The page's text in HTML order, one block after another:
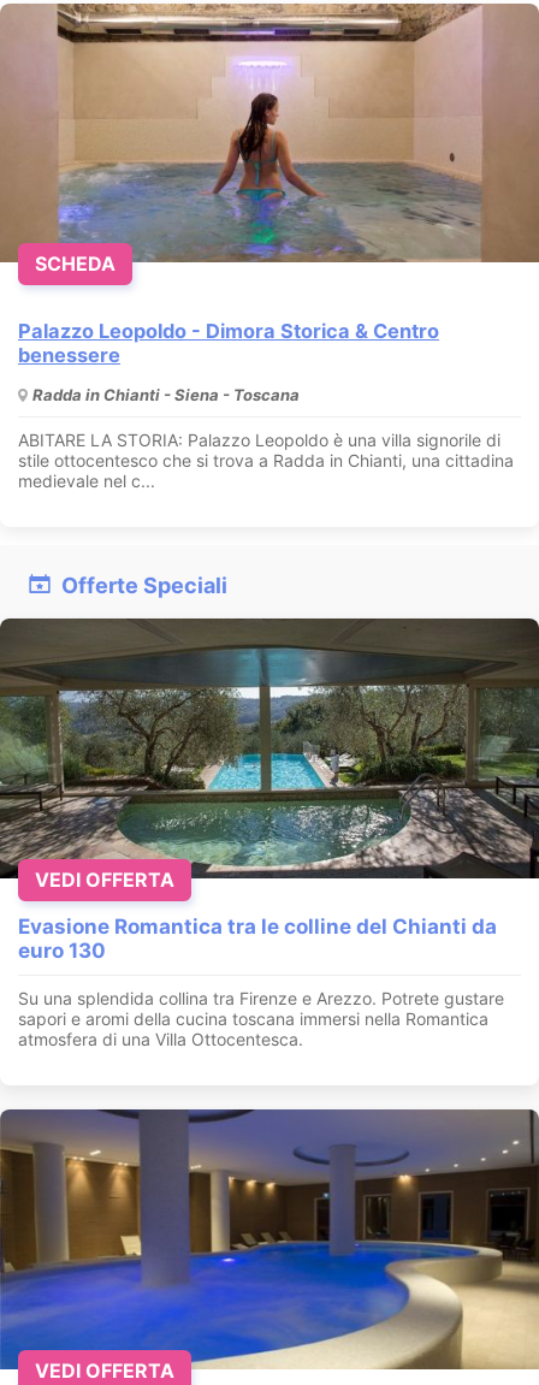
Palazzo Leopoldo - Dimora Storica & Centro
benessere
Radda in Chianti - Siena - Toscana
ABITARE LA STORIA: Palazzo Leopoldo è una villa signorile di
stile ottocentesco che si trova a Radda in Chianti, una cittadina
medievale nel c...
SCHEDA
Offerte Speciali
Evasione Romantica tra le colline del Chianti da
euro 130
Su una splendida collina tra Firenze e Arezzo. Potrete gustare
sapori e aromi della cucina toscana immersi nella Romantica
atmosfera di una Villa Ottocentesca.
VEDI OFFERTA
VEDI OFFERTA